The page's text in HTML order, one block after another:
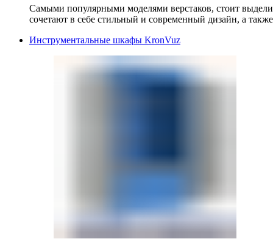
Самыми популярными моделями верстаков, стоит
сочетают в себе стильный и современный дизайн, а
Инструментальные шкафы KronVuz